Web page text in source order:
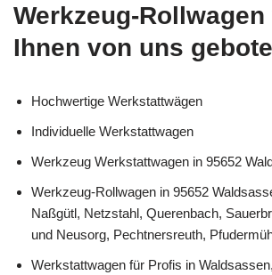
Werkzeug-
Ihnen von uns
Hochwertige Werkstattwägen
Individuelle Werkstattwagen
Werkzeug Werkstattwagen in 95652
Werkzeug-Rollwagen in 95652
Naßgütl, Netzstahl, Querenbach,
und Neusorg, Pechtnersreuth,
Werkstattwagen für Profis in